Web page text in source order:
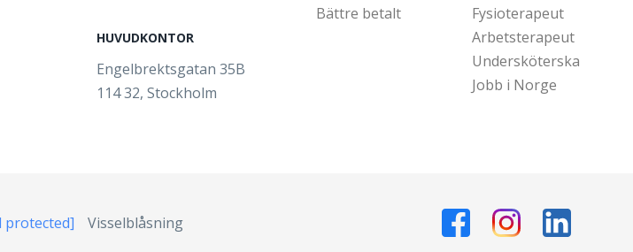
HUVUDKONTOR
Engelbrektsgatan 35B
114 32, Stockholm
Bättre betalt
Fysioterapeut
Arbetsterapeut
Undersköterska
Jobb i Norge
protected] Visselblåsning